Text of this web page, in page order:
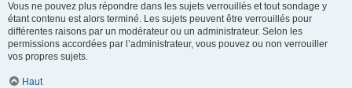
Vous ne pouvez plus répondre dans les sujets verrouillés et tout sondage y
étant contenu est alors terminé. Les sujets peuvent être verrouillés pour
différentes raisons par un modérateur ou un administrateur. Selon les
permissions accordées par l’administrateur, vous pouvez ou non verrouiller
vos propres sujets.
Haut